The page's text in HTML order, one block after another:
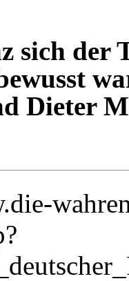
sich der
Dieter